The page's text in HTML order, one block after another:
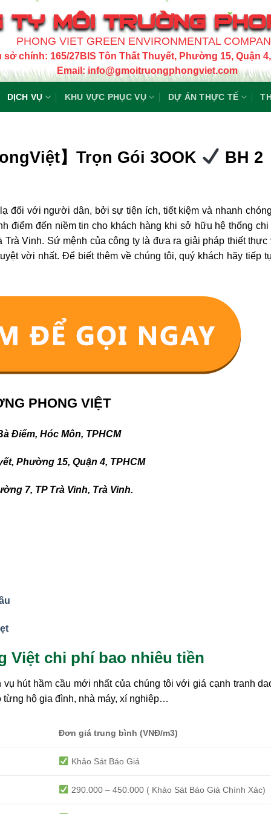
TY MÔI TRƯỜNG
PHONG VIET GREEN ENVIRONMENTAL
sở chính: 165/27BIS Tôn Thất Thuyết, Phường 15, Quận
Email: info@gmoitruongphongviet.com
DỊCH VỤ KHU VỰC PHỤC VỤ DỰ ÁN THỰC TẾ
】Trọn Gói 3OOK BH 2
đối với người dân, bởi sự tiện ích, tiết kiệm và nhanh
điểm đến niềm tin cho khách hàng khi sở hữu hệ thống chi
Vinh. Sứ mệnh của công ty là đưa ra giải pháp thiết thực
vời nhất. Để biết thêm về chúng tôi, quý khách hãy tiếp
PHONG VIỆT
Điểm, Hóc Môn, TPHCM
Phường 15, Quận 4, TPHCM
7, TP Trà Vinh, Trà Vinh.
Việt chi phí bao nhiêu tiền
hút hầm cầu mới nhất của chúng tôi với giá cạnh tranh
từng hộ gia đình, nhà máy, xí nghiệp…
Đơn giá trung bình (VNĐ/m3)
Khảo Sát Báo Giá
290.000 – 450.000 ( Khảo Sát Báo Giá Chính Xác)